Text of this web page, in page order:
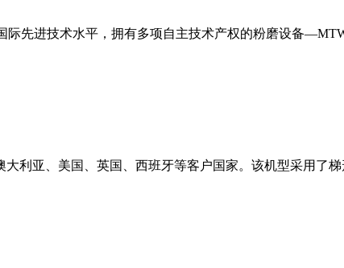
先进技术水平，拥有多项自主技术产权的粉磨设备
利亚、美国、英国、西班牙等客户国家。该机型采用了